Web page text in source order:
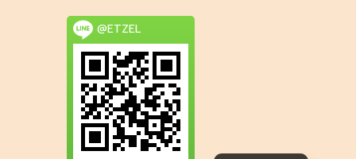
@ETZEL